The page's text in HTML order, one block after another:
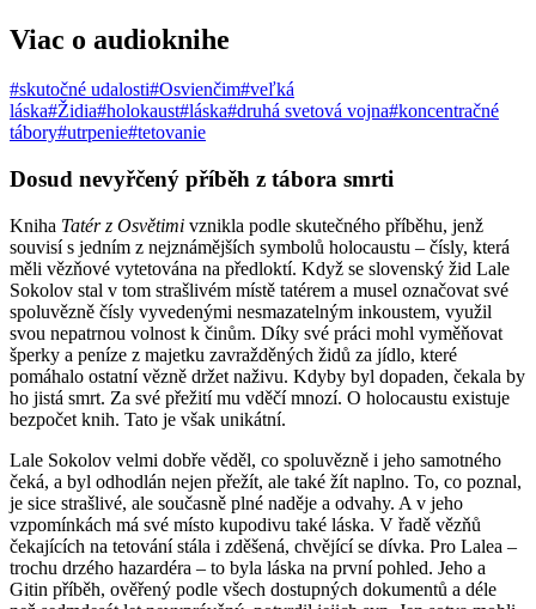
Viac o audioknihe
#skutočné udalosti#Osvienčim#veľká
láska#Židia#holokaust#láska#druhá svetová vojna#koncentračné
tábory#utrpenie#tetovanie
Dosud nevyřčený příběh z tábora smrti
Kniha Tatér z Osvětimi vznikla podle skutečného příběhu, jenž
souvisí s jedním z nejznámějších symbolů holocaustu – čísly, která
měli vězňové vytetována na předloktí. Když se slovenský žid Lale
Sokolov stal v tom strašlivém místě tatérem a musel označovat své
spoluvězně čísly vyvedenými nesmazatelným inkoustem, využil
svou nepatrnou volnost k činům. Díky své práci mohl vyměňovat
šperky a peníze z majetku zavražděných židů za jídlo, které
pomáhalo ostatní vězně držet naživu. Kdyby byl dopaden, čekala by
ho jistá smrt. Za své přežití mu vděčí mnozí. O holocaustu existuje
bezpočet knih. Tato je však unikátní.
Lale Sokolov velmi dobře věděl, co spoluvězně i jeho samotného
čeká, a byl odhodlán nejen přežít, ale také žít naplno. To, co poznal,
je sice strašlivé, ale současně plné naděje a odvahy. A v jeho
vzpomínkách má své místo kupodivu také láska. V řadě vězňů
čekajících na tetování stála i zděšená, chvějící se dívka. Pro Lalea –
trochu drzého hazardéra – to byla láska na první pohled. Jeho a
Gitin příběh, ověřený podle všech dostupných dokumentů a déle